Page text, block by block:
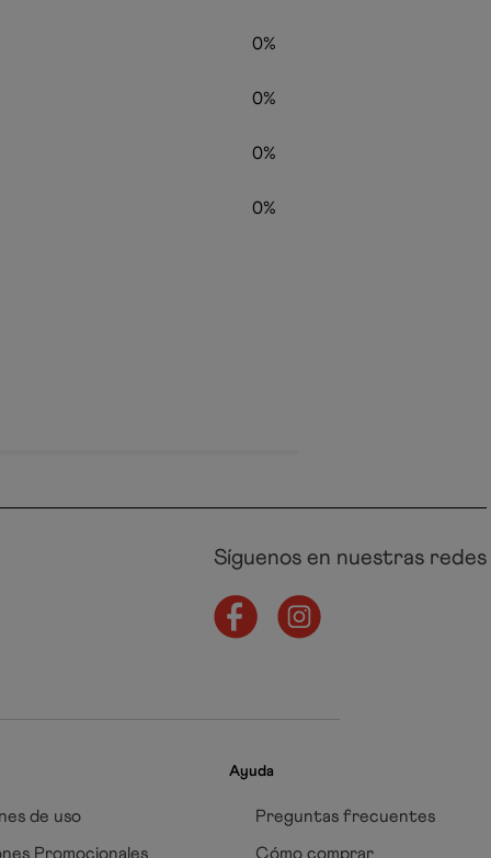
0%
0%
0%
0%
Síguenos en nuestras redes
de uso
Promocionales
Ayuda
Preguntas frecuentes
Cómo comprar